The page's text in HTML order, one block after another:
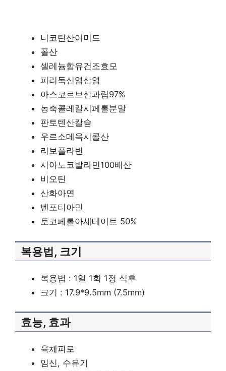
니코틴산아미드
폴산
셀레늄함유건조효모
피리독신염산염
아스코르브산과립97%
농축콜레칼시페롤분말
판토텐산칼슘
우르소데옥시콜산
리보플라빈
시아노코발라민100배산
비오틴
산화아연
벤포티아민
토코페롤아세테이트 50%
복용법, 크기
복용법 : 1일 1회 1정 식후
크기 : 17.9*9.5mm (7.5mm)
효능, 효과
육체피로
임신, 수유기